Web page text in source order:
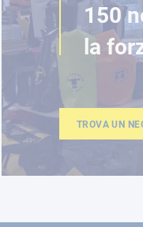
150
la
TROVA UN